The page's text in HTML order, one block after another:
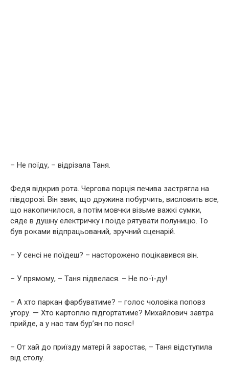
– Не поїду, – відрізала Таня.
Федя відкрив рота. Чергова порція печива застрягла на
півдорозі. Він звик, що дружина побурчить, висловить все,
що накопичилося, а потім мовчки візьме важкі сумки,
сяде в душну електричку і поїде рятувати полуницю. То
був роками відпрацьований, зручний сценарій.
– У сенсі не поїдеш? – насторожено поцікавився він.
– У прямому, – Таня підвелася. – Не по-ї-ду!
– А хто паркан фарбуватиме? – голос чоловіка поповз
угору. — Хто картоплю підгортатиме? Михайлович завтра
прийде, а у нас там бур’ян по пояс!
– От хай до приїзду матері й заростає, – Таня відступила
від столу.